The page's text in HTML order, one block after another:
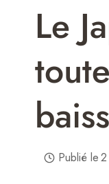
Le
Publié le